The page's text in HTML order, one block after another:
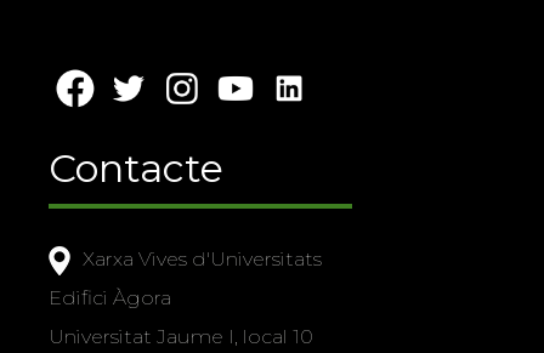
Contacte
Xarxa Vives d'Universitats
Edifici Àgora
Universitat Jaume I, local 10